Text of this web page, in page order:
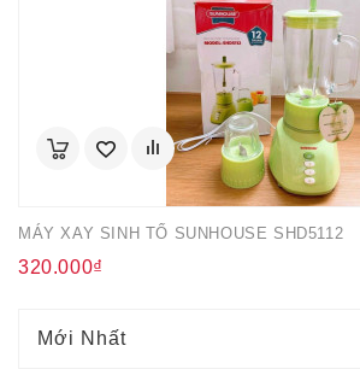
MÁY XAY SINH TỐ SUNHOUSE SHD5112
320.000₫
Mới Nhất